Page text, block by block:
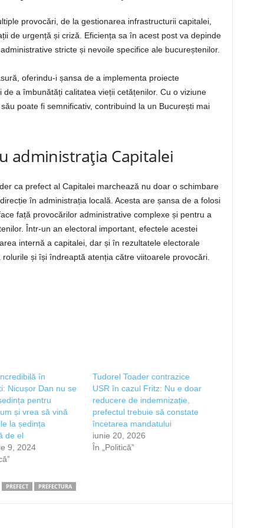
provocări, de la gestionarea infrastructurii capitalei,
de urgență și criză. Eficiența sa în acest post va depinde
stricte și nevoile specifice ale bucureștenilor.
oferindu-i șansa de a implementa proiecte
a îmbunătăți calitatea vieții cetățenilor. Cu o viziune
poate fi semnificativ, contribuind la un București mai
administrația Capitalei
ca prefect al Capitalei marchează nu doar o schimbare
în administrația locală. Acesta are șansa de a folosi
față provocărilor administrative complexe și pentru a
Într-un an electoral important, efectele acestei
internă a capitalei, dar și în rezultatele electorale
și își îndreaptă atenția către viitoarele provocări.
în
Nicușor Dan nu se
pentru
și vrea să vină
la ședința
de el
9, 2024
Tudorel Toader contrazice
USR în cazul Fritz: Nu e doar
reducere de indemnizație,
prefectul trebuie să constate
încetarea mandatului
iunie 20, 2026
În „Politică”
PREFECT PREFECTURA